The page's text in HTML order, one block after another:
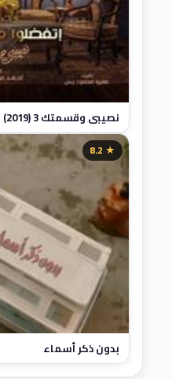
نصيبي وقسمتك 3 (2019)
★ 8.2
بدون ذكر أسماء